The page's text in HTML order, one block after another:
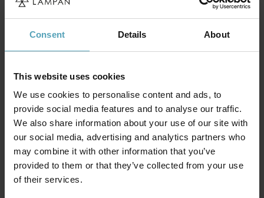
Consent Details About
This website uses cookies
We use cookies to personalise content and ads, to
provide social media features and to analyse our traffic.
We also share information about your use of our site with
our social media, advertising and analytics partners who
may combine it with other information that you’ve
provided to them or that they’ve collected from your use
of their services.
BY RYDÉNS
699 kr
Rek. 1 199 kr
NORDIC LIGHTING
Rek. 399 kr